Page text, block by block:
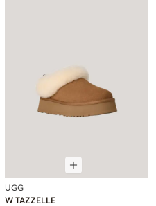
UGG
W TAZZELLE